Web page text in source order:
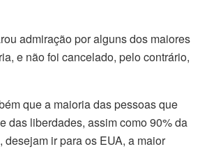
admiração por alguns dos maiores
e não foi cancelado, pelo contrário,
que a maioria das pessoas que
das liberdades, assim como 90% da
ir para os EUA, a maior